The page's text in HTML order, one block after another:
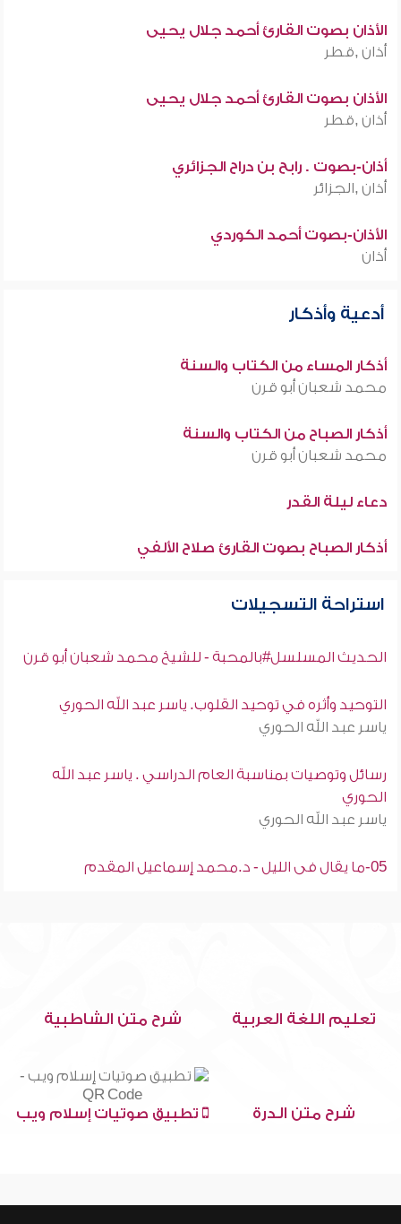
الأذان بصوت القارئ أحمد جلال يحيى
أذان ,قطر
الأذان بصوت القارئ أحمد جلال يحيى
أذان ,قطر
أذان-بصوت . رابح بن دراح الجزائري
أذان ,الجزائر
الأذان-بصوت أحمد الكوردي
أذان
أدعية وأذكار
أذكار المساء من الكتاب والسنة
محمد شعبان أبو قرن
أذكار الصباح من الكتاب والسنة
محمد شعبان أبو قرن
دعاء ليلة القدر
أذكار الصباح بصوت القارئ صلاح الألفي
استراحة التسجيلات
الحديث المسلسل#بالمحبة - للشيخ محمد شعبان أبو قرن
التوحيد وأثره في توحيد القلوب. ياسر عبد الله الحوري
ياسر عبد الله الحوري
رسائل وتوصيات بمناسبة العام الدراسي . ياسر عبد الله
الحوري
ياسر عبد الله الحوري
05-ما يقال فى الليل - د.محمد إسماعيل المقدم
تعليم اللغة العربية شرح متن الشاطبية
شرح متن الدرة تطبيق صوتيات إسلام ويب